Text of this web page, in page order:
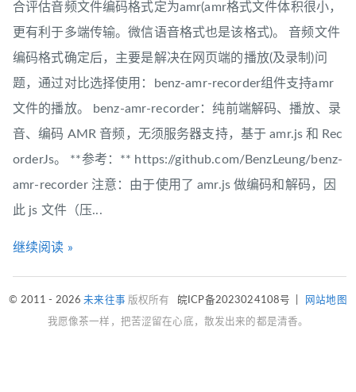
合评估音频文件编码格式定为amr(amr格式文件体积很小，
更有利于多端传输。微信语音格式也是该格式)。 音频文件
编码格式确定后，主要是解决在网页端的播放(及录制)问
题，通过对比选择使用：benz-amr-recorder组件支持amr
文件的播放。 benz-amr-recorder：纯前端解码、播放、录
音、编码 AMR 音频，无须服务器支持，基于 amr.js 和 Rec
orderJs。 **参考：** https://github.com/BenzLeung/benz-
amr-recorder 注意：由于使用了 amr.js 做编码和解码，因
此 js 文件（压...
继续阅读 »
© 2011 - 2026未来往事 版权所有 皖ICP备2023024108号 网站地图
我愿像茶一样，把苦涩留在心底，散发出来的都是清香。